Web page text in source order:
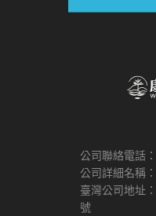
公司聯絡電話
公司詳細名稱
臺灣公司地址
號